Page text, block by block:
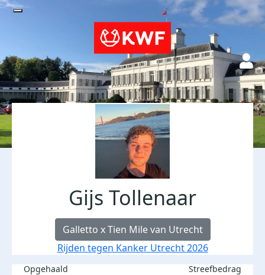
Gijs Tollenaar
Galletto x Tien Mile van Utrecht
Rijden tegen Kanker Utrecht 2026
Opgehaald Streefbedrag